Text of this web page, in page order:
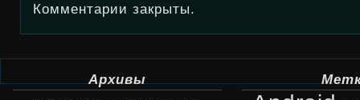
Комментарии закрыты.
Архивы